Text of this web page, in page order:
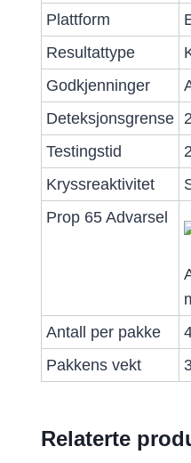
Plattform
Resultattype
Godkjenninger
Deteksjonsgrense
Testingstid
Kryssreaktivitet
Prop 65 Advarsel
Antall per pakke
Pakkens vekt
Relaterte